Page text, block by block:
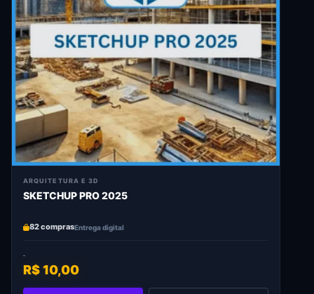
ARQUITETURA E 3D
SKETCHUP PRO 2025
82 comprasEntrega digital
R$ 10,00